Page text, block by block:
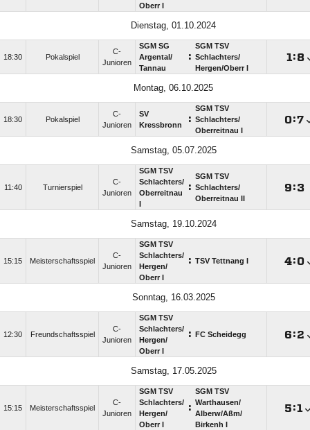
Oberr I
Dienstag, 01.10.2024
18:30 Pokalspiel
C-
Junioren
SGM SG
Argental/​
Tannau
:
SGM TSV
Schlachters/​
Hergen/​Oberr I
:
Montag, 06.10.2025
18:30 Pokalspiel
C-
Junioren
SV
Kressbronn
:
SGM TSV
Schlachters/​
Oberreitnau I
:
Samstag, 05.07.2025
11:40 Turnierspiel
C-
Junioren
SGM TSV
Schlachters/​
Oberreitnau
:
SGM TSV
Schlachters/​
Oberreitnau II
:
Samstag, 19.10.2024
15:15 Meisterschaftsspiel
C-
Junioren
SGM TSV
Schlachters/​
Hergen/​
Oberr I
: TSV Tettnang I :
Sonntag, 16.03.2025
12:30 Freundschaftsspiel
C-
Junioren
SGM TSV
Schlachters/​
Hergen/​
Oberr I
: FC Scheidegg :
Samstag, 17.05.2025
15:15 Meisterschaftsspiel
C-
Junioren
SGM TSV
Schlachters/​
Hergen/​
Oberr I
:
SGM TSV
Warthausen/​
Alberw/​Aßm/​
Birkenh I
: